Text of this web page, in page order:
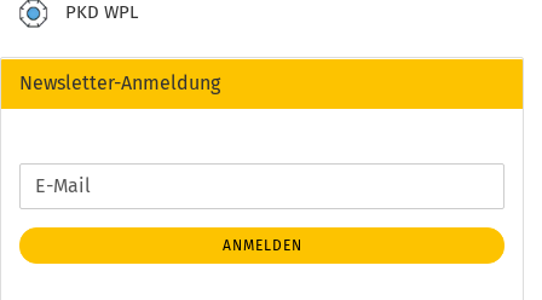
PKD WPL
Newsletter-Anmeldung
WEITER
NEWSLETTER-
ANMELDUNG
E-
Mail
ANMELDEN